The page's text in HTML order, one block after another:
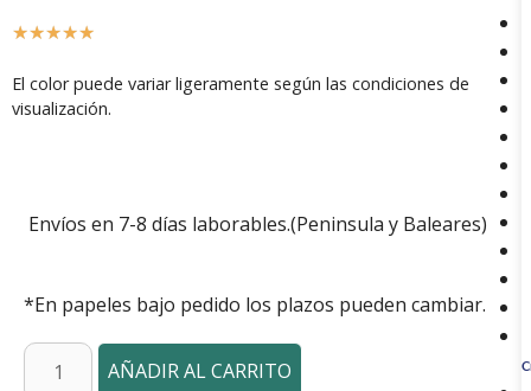
☆☆☆☆☆
El color puede variar ligeramente según las condiciones de
visualización.
Envíos en 7-8 días laborables.(Peninsula y Baleares)
*En papeles bajo pedido los plazos pueden cambiar.
AÑADIR AL CARRITO